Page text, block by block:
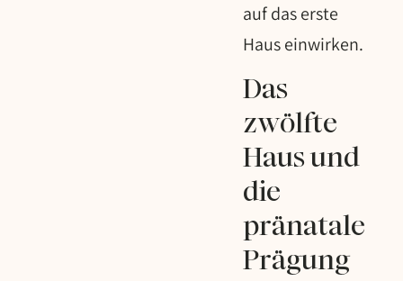
auf das erste
Haus einwirken.
Das
zwölfte
Haus und
die
pränatale
Prägung